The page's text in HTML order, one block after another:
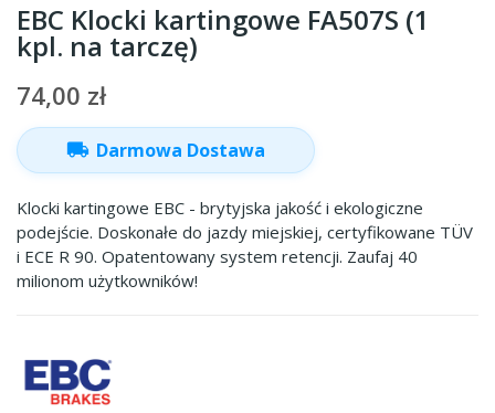
EBC Klocki kartingowe FA507S (1
kpl. na tarczę)
74,00 zł
local_shipping Darmowa Dostawa
Klocki kartingowe EBC - brytyjska jakość i ekologiczne
podejście. Doskonałe do jazdy miejskiej, certyfikowane TÜV
i ECE R 90. Opatentowany system retencji. Zaufaj 40
milionom użytkowników!